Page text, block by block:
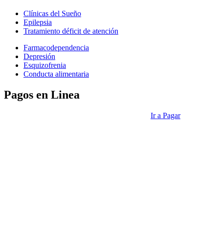
Clínicas del Sueño
Epilepsia
Tratamiento déficit de atención
Farmacodependencia
Depresión
Esquizofrenia
Conducta alimentaria
Pagos en Linea
Ir a Pagar